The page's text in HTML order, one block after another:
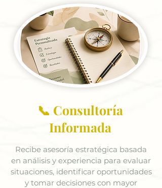
📞 Consultoría
Informada
Recibe asesoría estratégica basada
en análisis y experiencia para evaluar
situaciones, identificar oportunidades
y tomar decisiones con mayor